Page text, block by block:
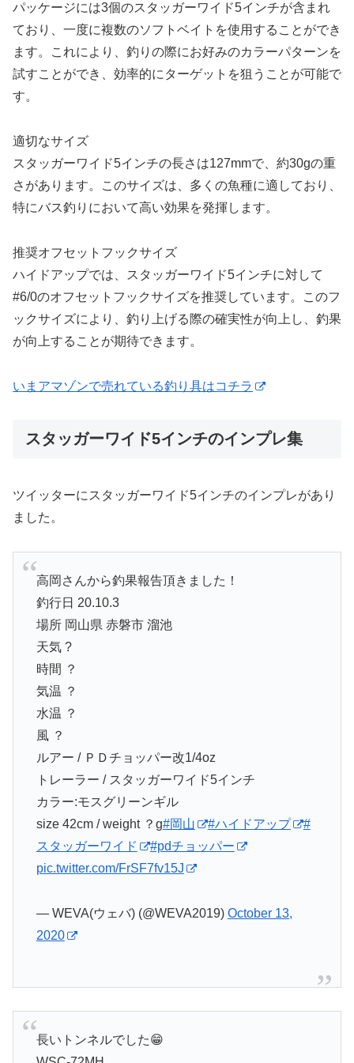
パッケージには3個のスタッガーワイド5インチが含まれ
ており、一度に複数のソフトベイトを使用することができ
ます。これにより、釣りの際にお好みのカラーパターンを
試すことができ、効率的にターゲットを狙うことが可能で
す。
適切なサイズ
スタッガーワイド5インチの長さは127mmで、約30gの重
さがあります。このサイズは、多くの魚種に適しており、
特にバス釣りにおいて高い効果を発揮します。
推奨オフセットフックサイズ
ハイドアップでは、スタッガーワイド5インチに対して
#6/0のオフセットフックサイズを推奨しています。このフ
ックサイズにより、釣り上げる際の確実性が向上し、釣果
が向上することが期待できます。
いまアマゾンで売れている釣り具はコチラ
スタッガーワイド5インチのインプレ集
ツイッターにスタッガーワイド5インチのインプレがあり
ました。
高岡さんから釣果報告頂きました！
釣行日 20.10.3
場所 岡山県 赤磐市 溜池
天気 ?
時間 ？
気温 ？
水温 ？
風 ？
ルアー / ＰＤチョッパー改1/4oz
トレーラー / スタッガーワイド5インチ
カラー:モスグリーンギル
size 42cm / weight ？g#岡山 #ハイドアップ
#
スタッガーワイド
#pdチョッパー
pic.twitter.com/FrSF7fv15J
— WEVA(ウェバ) (@WEVA2019) October 13,
2020
長いトンネルでした😁